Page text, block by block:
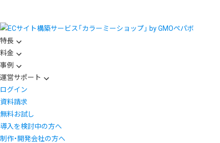
特長
料金
事例
運営サポート
ログイン
資料請求
無料お試し
導入を検討中の方へ
制作・開発会社の方へ